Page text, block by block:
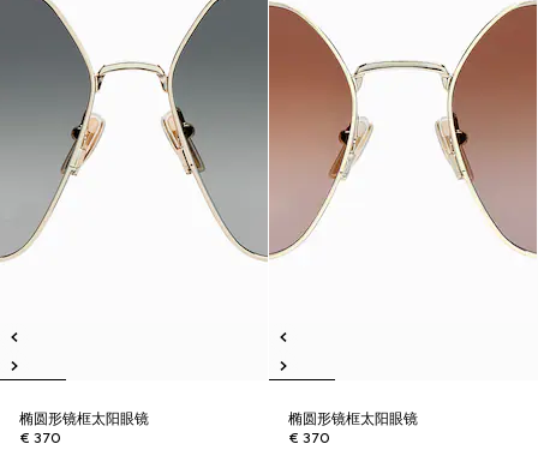
椭圆形镜框太阳眼镜
€ 370
椭圆形镜框太阳眼镜
€ 370